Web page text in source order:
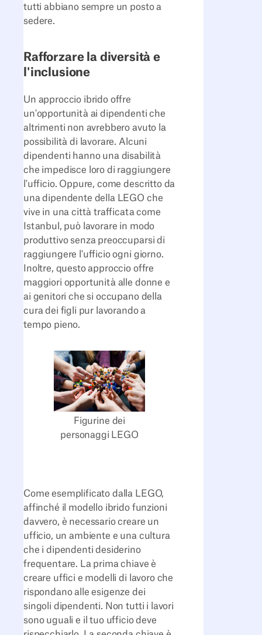
tutti abbiano sempre un posto a
sedere.
Rafforzare la diversità e
l'inclusione
Un approccio ibrido offre
un'opportunità ai dipendenti che
altrimenti non avrebbero avuto la
possibilità di lavorare. Alcuni
dipendenti hanno una disabilità
che impedisce loro di raggiungere
l'ufficio. Oppure, come descritto da
una dipendente della LEGO che
vive in una città trafficata come
Istanbul, può lavorare in modo
produttivo senza preoccuparsi di
raggiungere l'ufficio ogni giorno.
Inoltre, questo approccio offre
maggiori opportunità alle donne e
ai genitori che si occupano della
cura dei figli pur lavorando a
tempo pieno.
Figurine dei
personaggi LEGO
Come esemplificato dalla LEGO,
affinché il modello ibrido funzioni
davvero, è necessario creare un
ufficio, un ambiente e una cultura
che i dipendenti desiderino
frequentare. La prima chiave è
creare uffici e modelli di lavoro che
rispondano alle esigenze dei
singoli dipendenti. Non tutti i lavori
sono uguali e il tuo ufficio deve